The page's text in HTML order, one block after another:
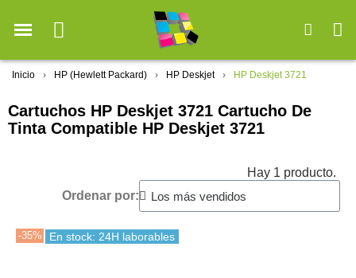
Inicio HP (Hewlett Packard) HP Deskjet HP Deskjet 3721
Cartuchos HP Deskjet 3721 Cartucho De
Tinta Compatible HP Deskjet 3721
Hay 1 producto.
Ordenar por:
-35% En stock: 24H laborables